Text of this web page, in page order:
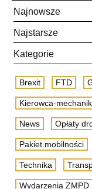
Najnowsze
Najstarsze
Kategorie
Brexit FTD
Kierowca-mechanik
News Opłaty
Pakiet mobilności
Technika
Wydarzenia ZMPD